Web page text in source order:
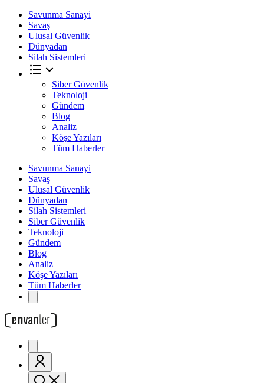
Savunma Sanayi
Savaş
Ulusal Güvenlik
Dünyadan
Silah Sistemleri
Siber Güvenlik
Teknoloji
Gündem
Blog
Analiz
Köşe Yazıları
Tüm Haberler
Savunma Sanayi
Savaş
Ulusal Güvenlik
Dünyadan
Silah Sistemleri
Siber Güvenlik
Teknoloji
Gündem
Blog
Analiz
Köşe Yazıları
Tüm Haberler